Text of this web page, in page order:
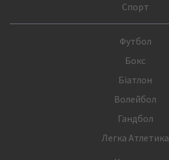
Спорт
Футбол
Бокс
Біатлон
Волейбол
Гандбол
Легка Атлетика